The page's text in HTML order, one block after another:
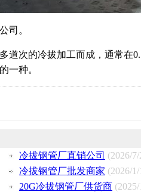
司。
道次的冷拔加工而成，通常在
一种。
冷拔钢管厂直销公司 (2026/
冷拔钢管厂批发商家 (2026/
20G冷拔钢管厂供货商